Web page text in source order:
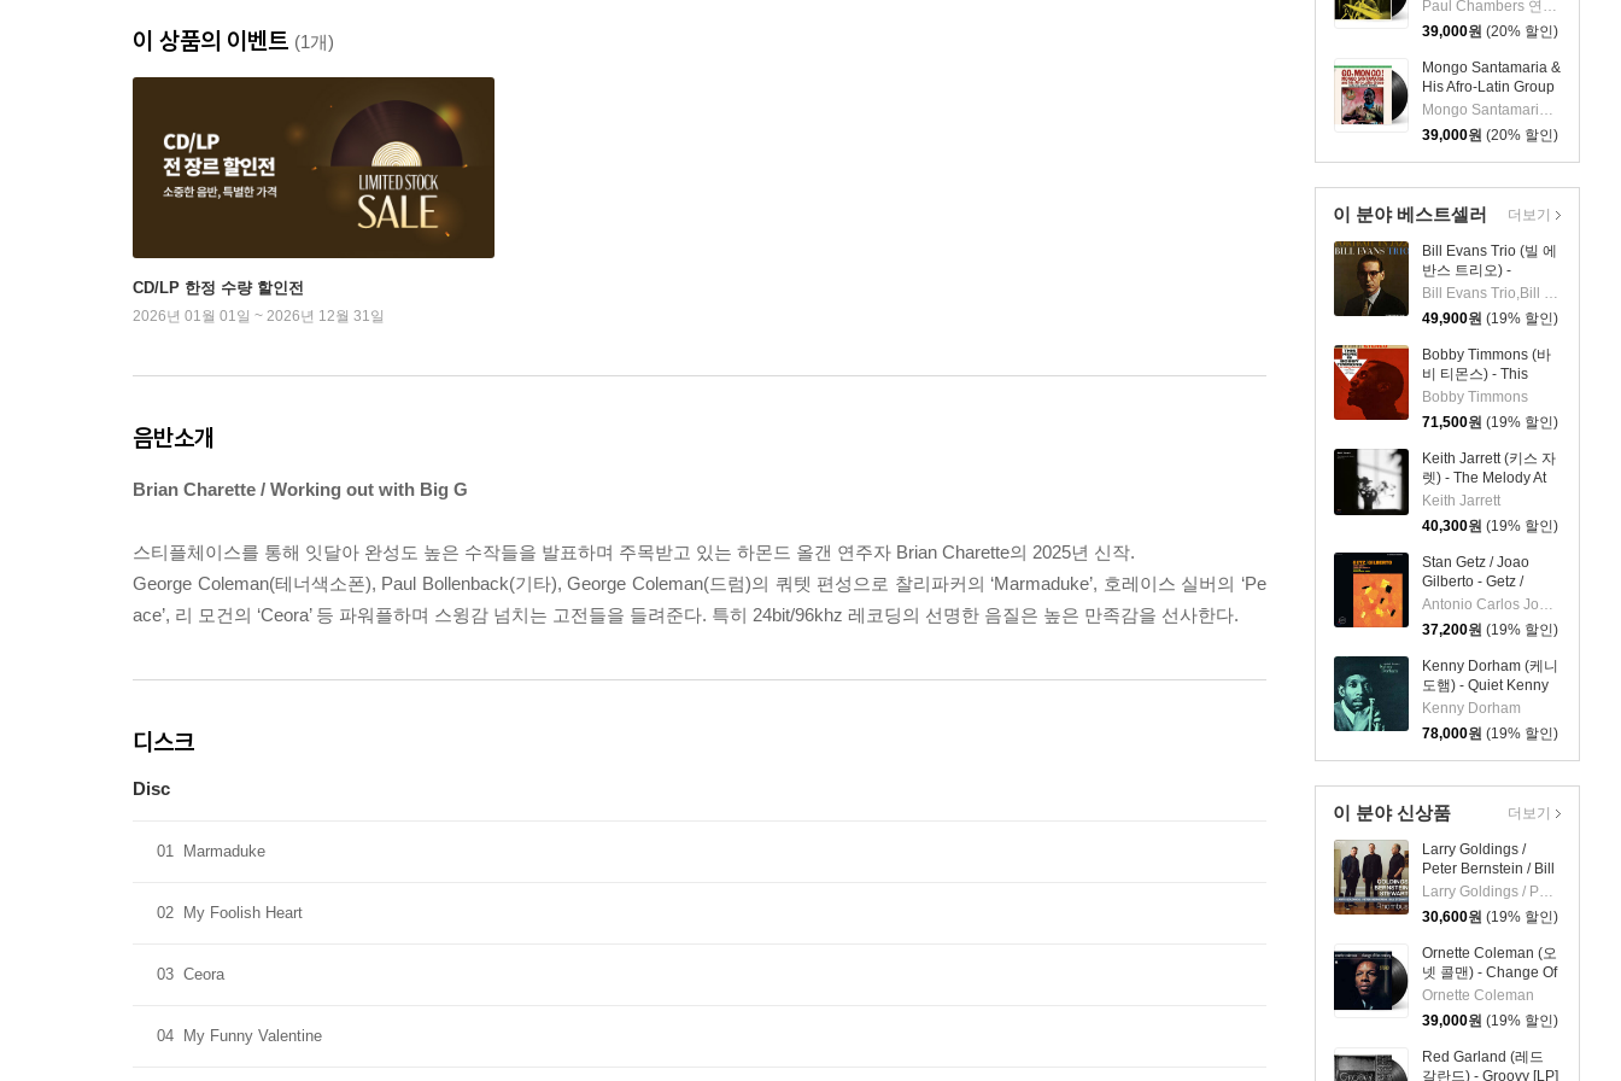
인) - A Jazz
Delegation From the
East: Chamber's
Music [LP]
Paul Chambers 연주 외 1명
39,000원 (20% 할인)
Mongo Santamaria &
His Afro-Latin Group
(몽고 산타마리아 &
히스 아프로 라틴 그
룹) - Go Mongo!
(Feat. Chick Corea)
[LP]
Mongo Santamaria 연주
39,000원 (20% 할인)
이 분야 베스트셀러
Bill Evans Trio (빌 에
반스 트리오) -
Portrait In Jazz [LP] Bill Evans Trio,Bill Evans,Paul Motian,Scott LaFaro,Orrin Keepnews
49,900원 (19% 할인)
Bobby Timmons (바
비 티몬스) - This
Here Is Bobby
Timmons [LP]
Bobby Timmons
71,500원 (19% 할인)
Keith Jarrett (키스 자
렛) - The Melody At
Night, With You [LP]
Keith Jarrett
40,300원 (19% 할인)
Stan Getz / Joao
Gilberto - Getz /
Gilberto (스탄 게츠,
조앙 질베르토) [LP]
Antonio Carlos Jobim,Milton Banana,Stan Getz,Astrud Gilberto,Sebastiao Neto,Joao Gilberto
37,200원 (19% 할인)
Kenny Dorham (케니
도햄) - Quiet Kenny
[LP]
Kenny Dorham
78,000원 (19% 할인)
더보기
이 분야 신상품
Larry Goldings /
Peter Bernstein / Bill
Stewart (래리 골딩스
/ 피터 번스타인 / 빌
스튜어트) - Rhombus
Larry Goldings / Peter Bernstein / Bill Stewart
30,600원 (19% 할인)
Ornette Coleman (오
넷 콜맨) - Change Of
The Century [LP]
Ornette Coleman
39,000원 (19% 할인)
Red Garland (레드
갈란드) - Groovy [LP]
더보기
이 상품의 이벤트 (1개)
CD/LP 한정 수량 할인전
2026년 01월 01일 ~ 2026년 12월 31일
음반소개
Brian Charette / Working out with Big G
스티플체이스를 통해 잇달아 완성도 높은 수작들을 발표하며 주목받고 있는 하몬드 올갠 연주자 Brian Charette의 2025년 신작.
George Coleman(테너색소폰), Paul Bollenback(기타), George Coleman(드럼)의 쿼텟 편성으로 찰리파커의 ‘Marmaduke’, 호레이스 실버의 ‘Pe
ace’, 리 모건의 ‘Ceora’ 등 파워플하며 스윙감 넘치는 고전들을 들려준다. 특히 24bit/96khz 레코딩의 선명한 음질은 높은 만족감을 선사한다.
디스크
Disc
01 Marmaduke
02 My Foolish Heart
03 Ceora
04 My Funny Valentine